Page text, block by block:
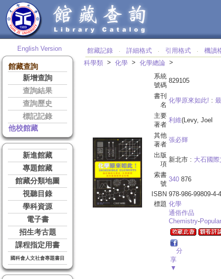
English Version
館藏查詢
新增查詢
查詢結果
查詢歷史
標記記錄
他校館藏
新進館藏
專題館藏
館藏分類地圖
視聽目錄
學科資源
電子書
招生考古題
課程指定用書
國科會人文社會專題書目
館藏記錄 ‧ 詳細格式 ‧ 引用格式 ‧
機讀
科學類 > 化學 > 化學總論 >
系統
號碼
829105
書刊
名
化學原來如此! :
主要
著者
利維(Levy, Joel
其他
著者
張必輝
出版
項
新北市 : 大石國
索書
號
340 876
ISBN 978-986-99809-4-4
標題 化學
通俗作品
Chemistry-
分
享
▼